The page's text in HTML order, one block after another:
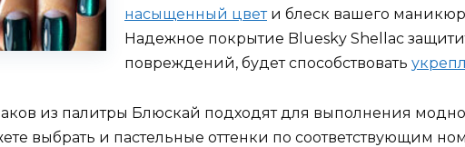
насыщенный цвети блеск вашего
Надежное покрытие Bluesky Shellac
повреждений, будет способствовать
из палитры Блюскай подходят для выполнения
выбрать и пастельные оттенки по соответствующим